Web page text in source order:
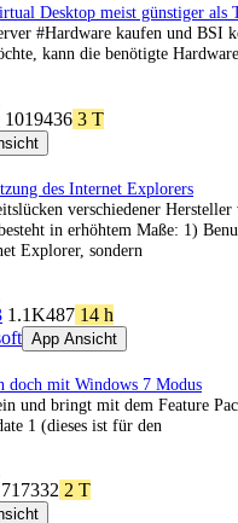
Desktop meist günstiger als
#Hardware kaufen und BSI
kann die benötigte
1019436 3 T
des Internet Explorers
verschiedener Hersteller
in erhöhtem Maße: 1)
Explorer, sondern
1.1K487 14 h
App Ansicht
doch mit Windows 7 Modus
und bringt mit dem Feature
1 (dieses ist für den
717332 2 T